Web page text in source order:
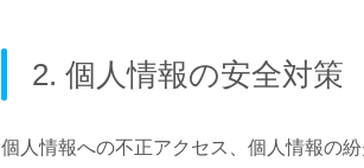
2. 個人情報の安全対策
個人情報への不正アクセス、個人情報の